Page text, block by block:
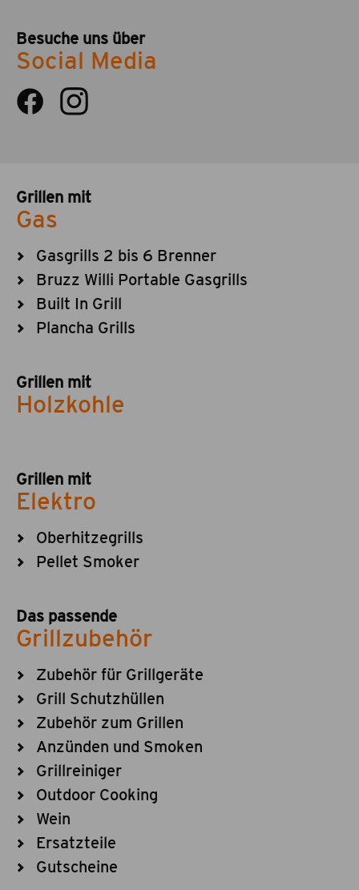
Besuche uns über
Social Media
Grillen mit
Gas
Gasgrills 2 bis 6 Brenner
Bruzz Willi Portable Gasgrills
Built In Grill
Plancha Grills
Grillen mit
Holzkohle
Grillen mit
Elektro
Oberhitzegrills
Pellet Smoker
Das passende
Grillzubehör
Zubehör für Grillgeräte
Grill Schutzhüllen
Zubehör zum Grillen
Anzünden und Smoken
Grillreiniger
Outdoor Cooking
Wein
Ersatzteile
Gutscheine